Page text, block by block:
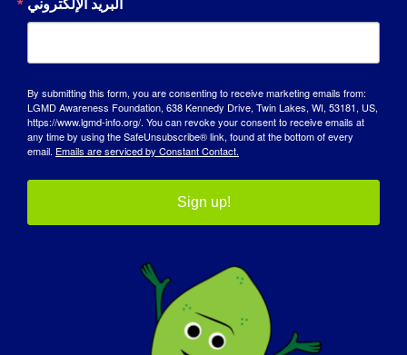
الجينية التي لم يتم التقاطها من خلال الاختبارات
على نوع فرعي واحد من مرض الطب، أعتقد أنه
من المهم محاولة الحصول على تشخيص جزيئي
نهائي. من الصعب الاستثمار في العلاجات إذا كنت لا
تعرف آلية الحالة لأنك لا تعرف السبب الجيني.
What would you like patients and others
clinics who serve LGMD patients?
لقد عملت في عيادة واحدة فقط في عيادة NMD،
By submitting this form, you are consenting to receive marketing emails from:
LGMD Awareness Foundation, 638 Kennedy Drive, Twin Lakes, WI, 53181, US,
https://www.lgmd-info.org/. You can revoke your consent to receive emails at
any time by using the SafeUnsubscribe® link, found at the bottom of every
email. Emails are serviced by Constant Contact.
Sign up!